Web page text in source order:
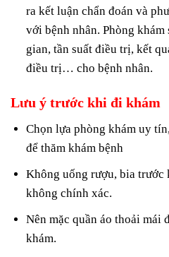
ra kết luận chẩn đoán và
với bệnh nhân. Phòng
gian, tần suất điều trị, kết
điều trị… cho bệnh nhân.
Lưu ý trước khi đi khám
Chọn lựa phòng khám uy
để thăm khám bệnh
Không uống rượu, bia trước
không chính xác.
Nên mặc quần áo thoải mái
khám.